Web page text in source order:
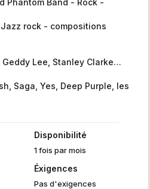
rock - compositions
Lee, Stanley Clarke…
Saga, Yes, Deep Purple, les
Disponibilité
1 fois par mois
Éxigences
Pas d'exigences